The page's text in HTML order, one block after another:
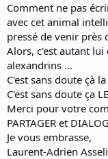
Comment ne pas
avec cet animal
pressé de venir près
Alors, c'est autant
alexandrins ...
C'est sans doute çà
C'est sans doute ça
Merci pour votre
PARTAGER et
Je vous embrasse,
Laurent-Adrien